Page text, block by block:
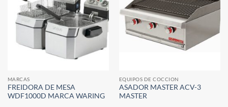
MARCAS
FREIDORA DE MESA
WDF1000D MARCA WARING
EQUIPOS DE COCCION
ASADOR MASTER ACV-3
MASTER